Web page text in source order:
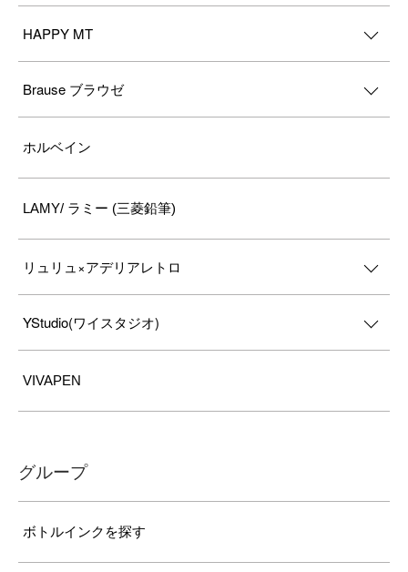
HAPPY MT
Brause ブラウゼ
ホルベイン
LAMY/ ラミー (三菱鉛筆)
リュリュ×アデリアレトロ
YStudio(ワイスタジオ)
VIVAPEN
グループ
ボトルインクを探す